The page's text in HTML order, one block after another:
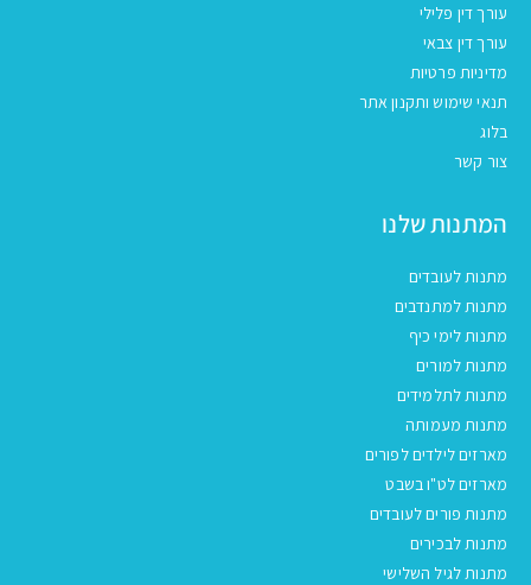
עורך דין פלילי
עורך דין צבאי
מדיניות פרטיות
תנאי שימוש ותקנון אתר
בלוג
צור קשר
המתנות שלנו
מתנות לעובדים
מתנות למתנדבים
מתנות לימי כיף
מתנות למורים
מתנות לתלמידים
מתנות מעמותה
מארזים לילדים לפורים
מארזים לט"ו בשבט
מתנות פורים לעובדים
מתנות לבכירים
מתנות לגיל השלישי